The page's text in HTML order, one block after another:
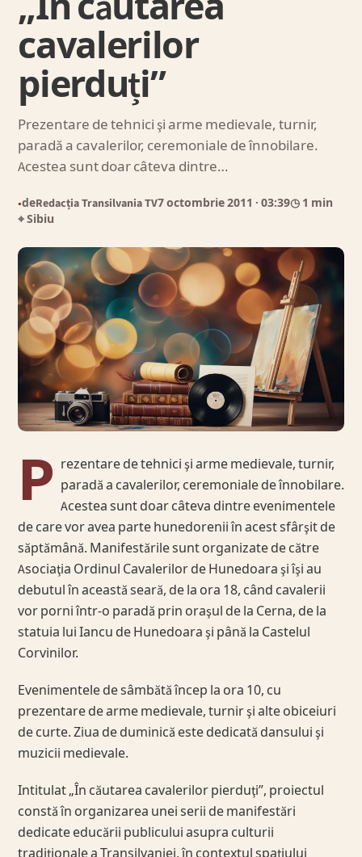
cavalerilor
pierduți”
Prezentare de tehnici şi arme medievale, turnir,
paradă a cavalerilor, ceremoniale de înnobilare.
Acestea sunt doar câteva dintre…
●deRedacția Transilvania TV7 octombrie 2011 · 03:39◷ 1 min
⌖ Sibiu
P rezentare de tehnici şi arme medievale, turnir,
paradă a cavalerilor, ceremoniale de înnobilare.
Acestea sunt doar câteva dintre evenimentele
de care vor avea parte hunedorenii în acest sfârşit de
săptămână. Manifestările sunt organizate de către
Asociaţia Ordinul Cavalerilor de Hunedoara şi îşi au
debutul în această seară, de la ora 18, când cavalerii
vor porni într-o paradă prin oraşul de la Cerna, de la
statuia lui Iancu de Hunedoara şi până la Castelul
Corvinilor.
Evenimentele de sâmbătă încep la ora 10, cu
prezentare de arme medievale, turnir şi alte obiceiuri
de curte. Ziua de duminică este dedicată dansului şi
muzicii medievale.
Intitulat „În căutarea cavalerilor pierduţi”, proiectul
constă în organizarea unei serii de manifestări
dedicate educării publicului asupra culturii